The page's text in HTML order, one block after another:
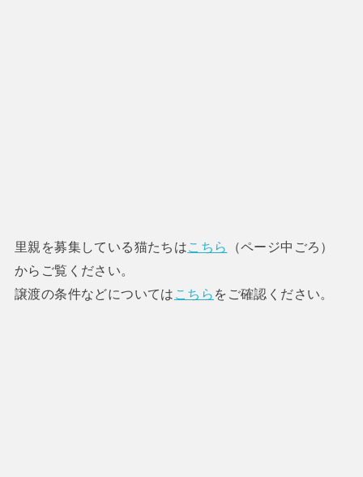
里親を募集している猫たちはこちら
（ページ中ごろ）
からご覧ください。
譲渡の条件などについては こちら をご確認ください。